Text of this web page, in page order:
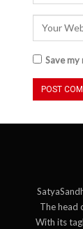
Save
The head
With its